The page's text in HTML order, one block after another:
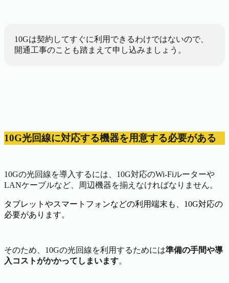
10Gは契約してすぐに利用できるわけではないので、
開通工事のことも踏まえて申し込みましょう。
10G光回線に対応する機器を用意する必要がある
10Gの光回線を導入するには、10G対応のWi-Fiルーターや
LANケーブルなど、周辺機器を揃えなければなりません。
タブレットやスマートフォンなどの利用端末も、10G対応の
必要があります。
そのため、10Gの光回線を利用するためには準備の手間や導
入コストがかかってしまいます。